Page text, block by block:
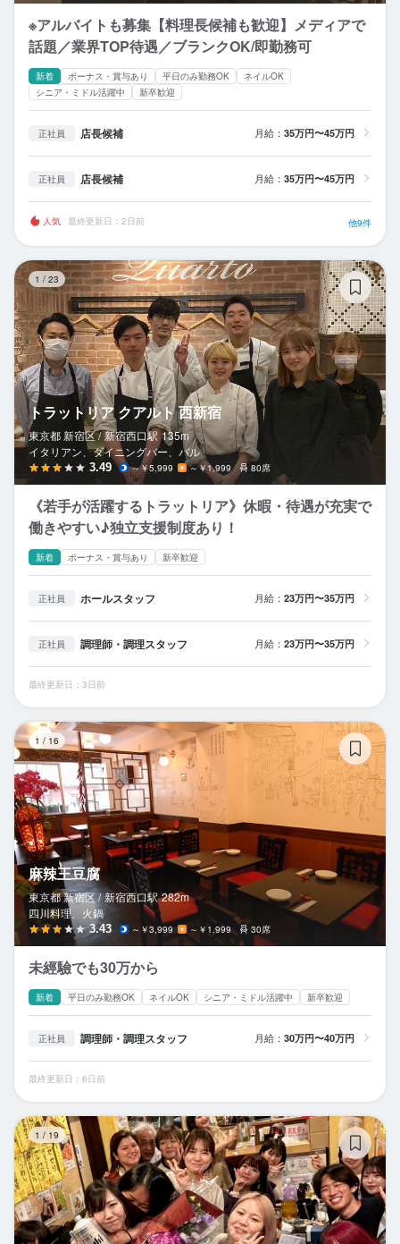
※アルバイトも募集【料理長候補も歓迎】メディアで
話題／業界TOP待遇／ブランクOK/即勤務可
新着 ボーナス・賞与あり 平日のみ勤務OK
ネイルOK
シニア・ミドル活躍中
新卒歓迎
正社員 店長候補 月給： 35万円〜45万円
正社員 店長候補 月給： 35万円〜45万円
人気 最終更新日：2日前 他9件
1 / 23
トラットリア クアルト 西新宿
東京都 新宿区 / 新宿西口駅 135m
イタリアン、ダイニングバー、バル
3.49 ～￥5,999 ～￥1,999 80席
《若手が活躍するトラットリア》休暇・待遇が充実で
働きやすい♪独立支援制度あり！
新着 ボーナス・賞与あり 新卒歓迎
正社員 ホールスタッフ 月給： 23万円〜35万円
正社員 調理師・調理スタッフ 月給： 23万円〜35万円
最終更新日：3日前
1 / 16
麻辣王豆腐
東京都 新宿区 / 新宿西口駅 282m
四川料理、火鍋
3.43 ～￥3,999 ～￥1,999 30席
未經驗でも30万から
新着 平日のみ勤務OK ネイルOK シニア・ミドル活躍中 新卒歓迎
正社員 調理師・調理スタッフ 月給： 30万円〜40万円
最終更新日：6日前
1 / 19